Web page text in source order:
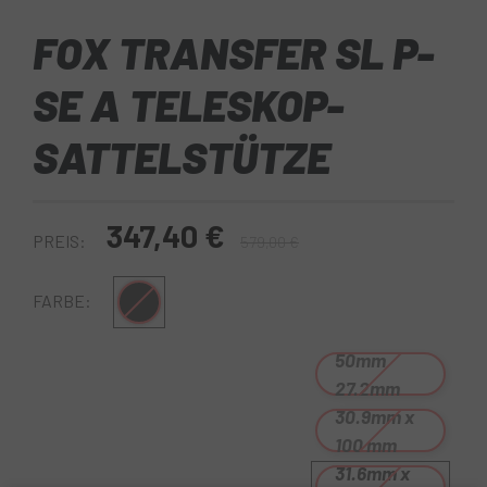
FOX TRANSFER SL P-
SE A TELESKOP-
SATTELSTÜTZE
PREIS: 347,40 €
FARBE: Schwarz
50mm
27.2mm
30.9mm x
100 mm
31.6mm x